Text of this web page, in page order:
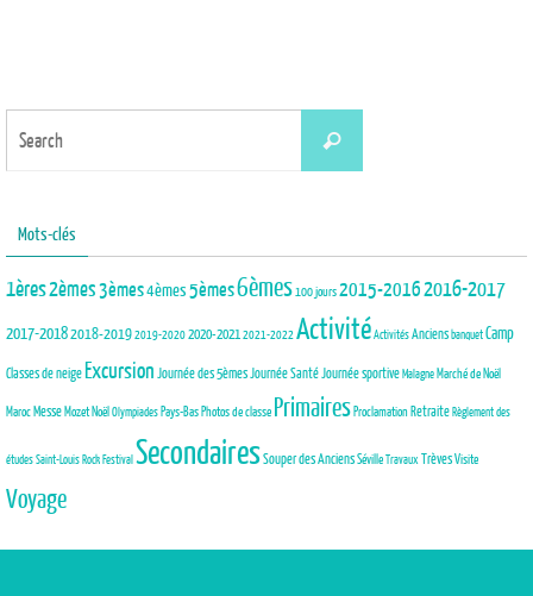
Search
Mots-clés
1ères2èmes3èmes4èmes5èmes6èmes100 jours2015-20162016-2017
2017-20182018-20192019-20202020-20212021-2022 ActivitéActivitésAnciens banquetCamp
Classes de neige Excursion Journée des 5èmesJournée SantéJournée sportive Malagne Marché de Noël
Maroc Messe Mozet NoëlOlympiades Pays-Bas Photos de classe Primaires Proclamation Retraite Règlement des
étudesSaint-Louis Rock Festival SecondairesSouper des AnciensSévilleTravauxTrèvesVisite
Voyage